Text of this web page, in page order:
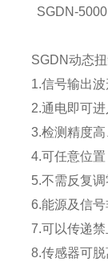
SGDN-5000
SGDN动态
1.信号输出
2.通电即可
3.检测精度
4.可任意位
5.不需反复
6.能源及信
7.可以传递
8.传感器可